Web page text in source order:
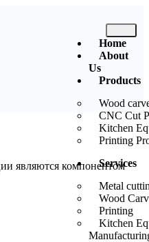
Home
About
Us
Products
Wood
CNC Cut
Kitchen
Printing
Services
Metal
Wood
Printing
Kitchen
являются компонентом